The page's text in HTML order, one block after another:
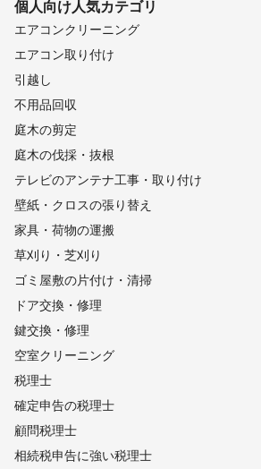
個人向け人気カテゴリ
エアコンクリーニング
エアコン取り付け
引越し
不用品回収
庭木の剪定
庭木の伐採・抜根
テレビのアンテナ工事・取り付け
壁紙・クロスの張り替え
家具・荷物の運搬
草刈り・芝刈り
ゴミ屋敷の片付け・清掃
ドア交換・修理
鍵交換・修理
空室クリーニング
税理士
確定申告の税理士
顧問税理士
相続税申告に強い税理士